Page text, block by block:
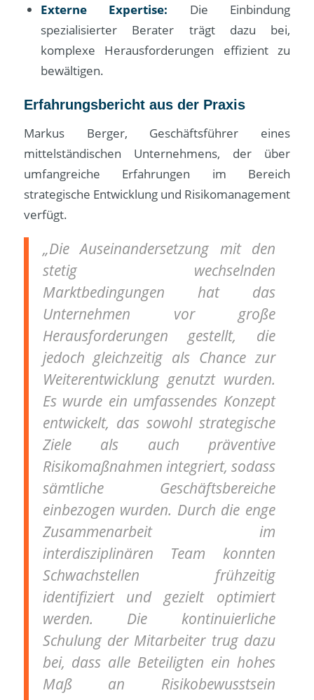
Externe Expertise: Die Einbindung
spezialisierter Berater trägt dazu bei,
komplexe Herausforderungen effizient zu
bewältigen.
Erfahrungsbericht aus der Praxis
Markus Berger, Geschäftsführer eines
mittelständischen Unternehmens, der über
umfangreiche Erfahrungen im Bereich
strategische Entwicklung und Risikomanagement
verfügt.
„Die Auseinandersetzung mit den
stetig wechselnden
Marktbedingungen hat das
Unternehmen vor große
Herausforderungen gestellt, die
jedoch gleichzeitig als Chance zur
Weiterentwicklung genutzt wurden.
Es wurde ein umfassendes Konzept
entwickelt, das sowohl strategische
Ziele als auch präventive
Risikomaßnahmen integriert, sodass
sämtliche Geschäftsbereiche
einbezogen wurden. Durch die enge
Zusammenarbeit im
interdisziplinären Team konnten
Schwachstellen frühzeitig
identifiziert und gezielt optimiert
werden. Die kontinuierliche
Schulung der Mitarbeiter trug dazu
bei, dass alle Beteiligten ein hohes
Maß an Risikobewusstsein